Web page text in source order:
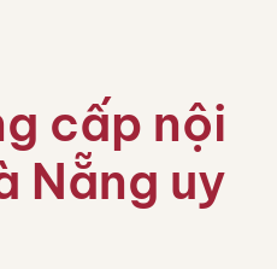
cấp nội
Nẵng uy